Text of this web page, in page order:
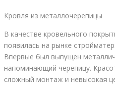
Кровля из металлочерепицы
В качестве кровельного
появилась на рынке
Впервые был выпущен
напоминающий черепицу.
сложный монтаж и невысокая